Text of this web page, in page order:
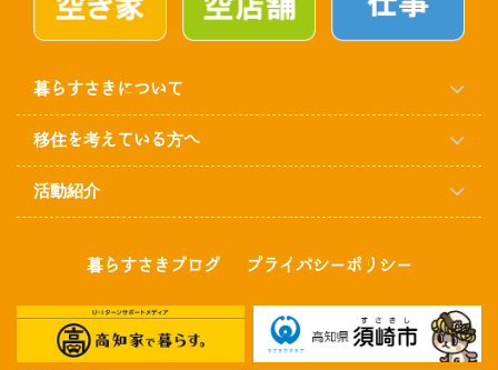
暮らすさきについて
移住を考えている方へ
活動紹介
暮らすさきブログ プライバシーポリシー